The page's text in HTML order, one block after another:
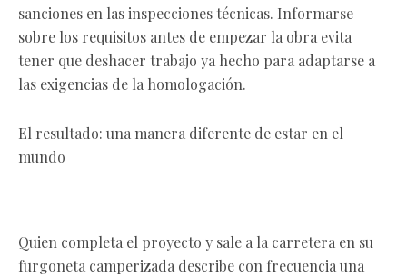
sanciones en las inspecciones técnicas. Informarse
sobre los requisitos antes de empezar la obra evita
tener que deshacer trabajo ya hecho para adaptarse a
las exigencias de la homologación.
El resultado: una manera diferente de estar en el
mundo
Quien completa el proyecto y sale a la carretera en su
furgoneta camperizada describe con frecuencia una